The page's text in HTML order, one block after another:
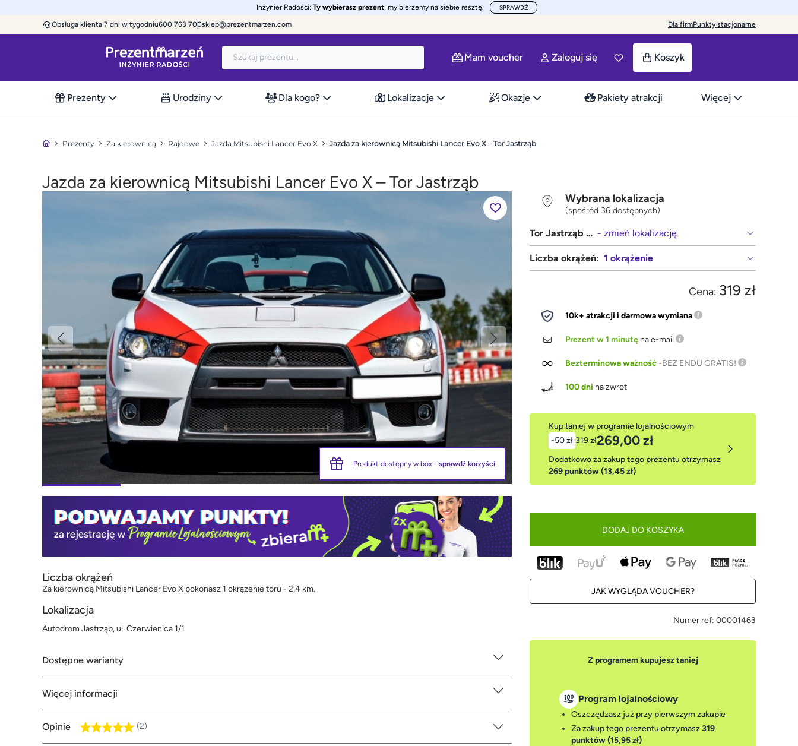
Inżynier Radości: Ty wybierasz prezent, my bierzemy na siebie resztę. SPRAWDŹ
Obsługa klienta 7 dni w tygodniu600 763 700sklep@prezentmarzen.com Dla firmPunkty stacjonarne
Mam voucher Zaloguj się Koszyk
Prezenty Urodziny Dla kogo? Lokalizacje Okazje Pakiety atrakcji Więcej
Prezenty Za kierownicą Rajdowe Jazda Mitsubishi Lancer Evo X Jazda za kierownicą Mitsubishi Lancer Evo X – Tor Jastrząb
Jazda za kierownicą Mitsubishi Lancer Evo X – Tor Jastrząb
Produkt dostępny w box -sprawdź korzyści
Liczba okrążeń
Za kierownicą Mitsubishi Lancer Evo X pokonasz 1 okrążenie toru - 2,4 km.
Lokalizacja
Autodrom Jastrząb, ul. Czerwienica 1/1
Dostępne warianty
Więcej informacji
Opinie (2)
Wybrana lokalizacja
(spośród 36 dostępnych)
Tor Jastrząb (Radom, Kielce) - zmień lokalizację
Liczba okrążeń:1 okrążenie
Cena: 319 zł
10k+ atrakcji i darmowa wymiana
Prezent w 1 minutę na e-mail
Bezterminowa ważność-BEZ ENDU GRATIS!
100 dni na zwrot
Kup taniej w programie lojalnościowym
-50 zł 319 zł269,00 zł
Dodatkowo za zakup tego prezentu otrzymasz
269 punktów (13,45 zł)
DODAJ DO KOSZYKA
JAK WYGLĄDA VOUCHER?
Numer ref: 00001463
Z programem kupujesz taniej
Program lojalnościowy
Oszczędzasz już przy pierwszym zakupie
Za zakup tego prezentu otrzymasz319
punktów (15,95 zł)